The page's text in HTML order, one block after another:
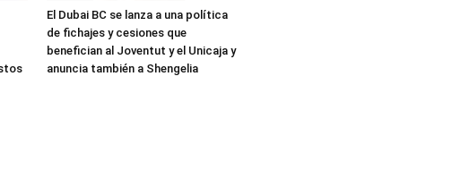
El Dubai BC se lanza a una política
de fichajes y cesiones que
benefician al Joventut y el Unicaja y
anuncia también a Shengelia